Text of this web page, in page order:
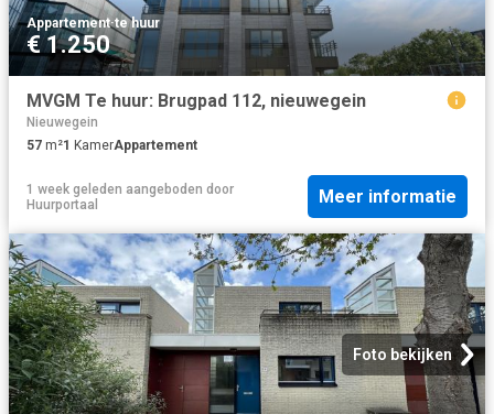
Appartement·te huur
€ 1.250
MVGM Te huur: Brugpad 112, nieuwegein
Nieuwegein
57 m²1 KamerAppartement
1 week geleden aangeboden door
Huurportaal
Meer informatie
Foto bekijken